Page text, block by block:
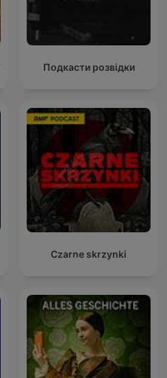
Подкасти розвідки
Czarne skrzynki